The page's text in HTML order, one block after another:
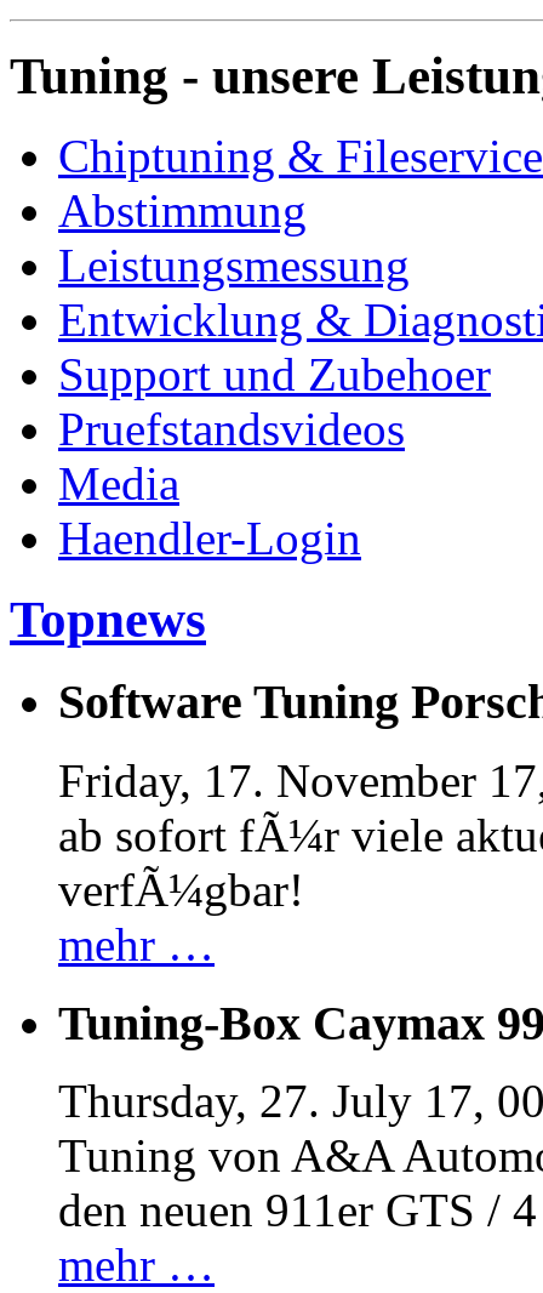
Tuning - unsere
Chiptuning & Fileservice
Abstimmung
Leistungsmessung
Entwicklung &
Support und Zubehoer
Pruefstandsvideos
Media
Haendler-Login
Topnews
Software Tuning
Friday, 17. November
ab sofort fÃ¼r viele
verfÃ¼gbar!
mehr …
Tuning-Box Caymax
Thursday, 27. July 17,
Tuning von A&A
den neuen 911er GTS /
mehr …